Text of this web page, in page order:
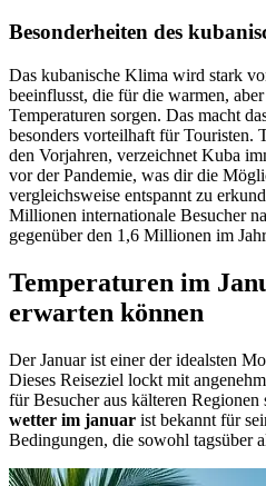
Besonderheiten des
Das kubanische Klima wird stark
beeinflusst, die für die warmen,
Temperaturen sorgen. Das macht
besonders vorteilhaft für Touristen.
den Vorjahren, verzeichnet Kuba
vor der Pandemie, was dir die
vergleichsweise entspannt zu
Millionen internationale Besucher
gegenüber den 1,6 Millionen im
Temperaturen im
erwarten können
Der Januar ist einer der idealsten
Dieses Reiseziel lockt mit
für Besucher aus kälteren Regionen
wetter im januar ist bekannt für
Bedingungen, die sowohl tagsüber